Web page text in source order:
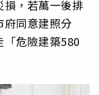
損，若萬一後排
府同意建照分
危險建築580